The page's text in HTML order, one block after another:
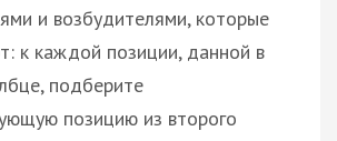
и возбудителями, которые
к каждой позиции, данной в
подберите
позицию из второго